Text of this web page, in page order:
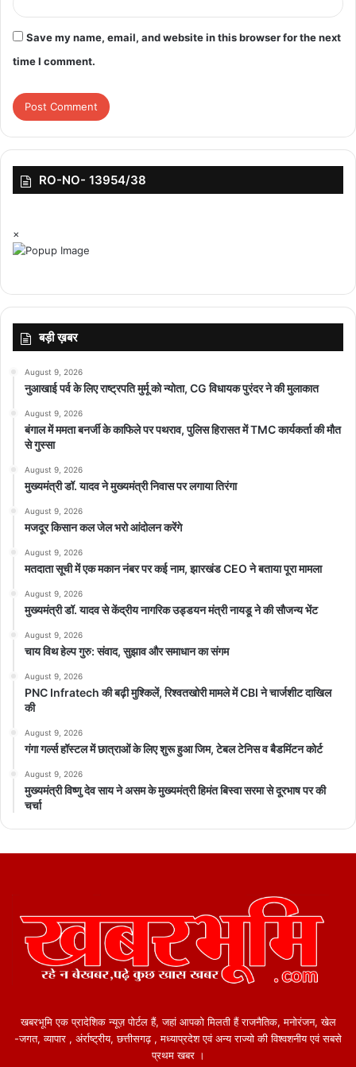
Save my name, email, and website in this browser for the next
time I comment.
RO-NO- 13954/38
×
बड़ी ख़बर
August 9, 2026
नुआखाई पर्व के लिए राष्ट्रपति मुर्मू को न्योता, CG विधायक पुरंदर ने की मुलाकात
August 9, 2026
बंगाल में ममता बनर्जी के काफिले पर पथराव, पुलिस हिरासत में TMC कार्यकर्ता की मौत
से गुस्सा
August 9, 2026
मुख्यमंत्री डॉ. यादव ने मुख्यमंत्री निवास पर लगाया तिरंगा
August 9, 2026
मजदूर किसान कल जेल भरो आंदोलन करेंगे
August 9, 2026
मतदाता सूची में एक मकान नंबर पर कई नाम, झारखंड CEO ने बताया पूरा मामला
August 9, 2026
मुख्यमंत्री डॉ. यादव से केंद्रीय नागरिक उड्डयन मंत्री नायडू ने की सौजन्य भेंट
August 9, 2026
चाय विथ हेल्प गुरु: संवाद, सुझाव और समाधान का संगम
August 9, 2026
PNC Infratech की बढ़ी मुश्किलें, रिश्वतखोरी मामले में CBI ने चार्जशीट दाखिल
की
August 9, 2026
गंगा गर्ल्स हॉस्टल में छात्राओं के लिए शुरू हुआ जिम, टेबल टेनिस व बैडमिंटन कोर्ट
August 9, 2026
मुख्यमंत्री विष्णु देव साय ने असम के मुख्यमंत्री हिमंत बिस्वा सरमा से दूरभाष पर की
चर्चा
खबरभूमि एक प्रादेशिक न्यूज़ पोर्टल हैं, जहां आपको मिलती हैं राजनैतिक, मनोरंजन, खेल
-जगत, व्यापार , अंर्राष्ट्रीय, छत्तीसगढ़ , मध्याप्रदेश एवं अन्य राज्यो की विश्वशनीय एवं सबसे
प्रथम खबर ।